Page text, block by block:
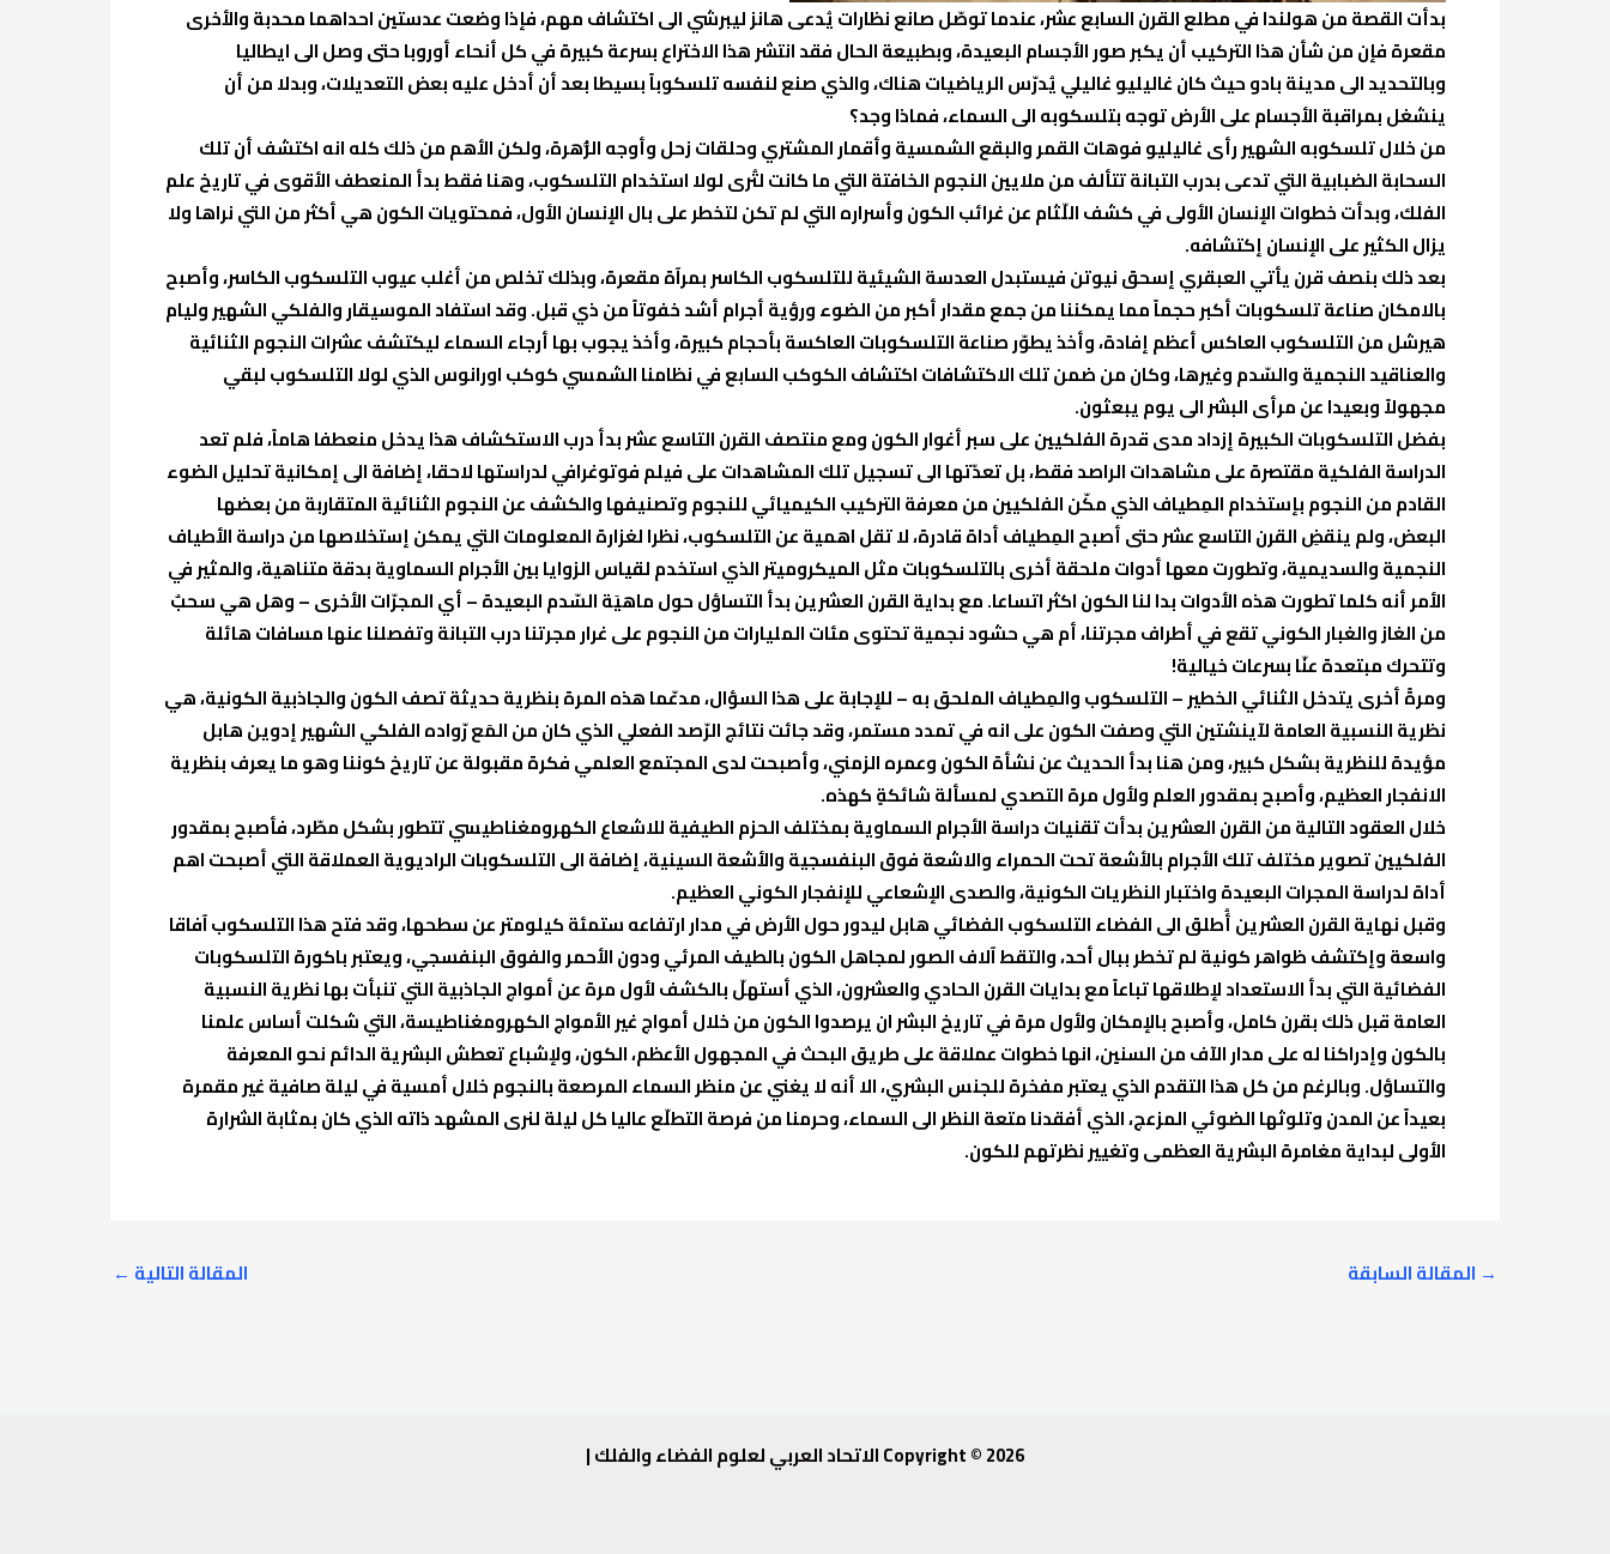
بدأت القصة من هولندا في مطلع القرن السابع عشر، عندما توصّل صانع نظارات يُدعى هانز ليبرشي الى اكتشاف مهم، فإذا وضعت عدستين احداهما محدبة والأخرى
مقعرة فإن من شأن هذا التركيب أن يكبر صور الأجسام البعيدة، وبطبيعة الحال فقد انتشر هذا الاختراع بسرعة كبيرة في كل أنحاء أوروبا حتى وصل الى ايطاليا
وبالتحديد الى مدينة بادو حيث كان غاليليو غاليلي يُدرّس الرياضيات هناك، والذي صنع لنفسه تلسكوباً بسيطا بعد أن أدخل عليه بعض التعديلات، وبدلا من أن
ينشغل بمراقبة الأجسام على الأرض توجه بتلسكوبه الى السماء، فماذا وجد؟
من خلال تلسكوبه الشهير رأى غاليليو فوهات القمر والبقع الشمسية وأقمار المشتري وحلقات زحل وأوجه الزُّهرة، ولكن الأهم من ذلك كله انه اكتشف أن تلك
السحابة الضبابية التي تدعى بدرب التبانة تتألف من ملايين النجوم الخافتة التي ما كانت لتُرى لولا استخدام التلسكوب، وهنا فقط بدأ المنعطف الأقوى في تاريخ علم
الفلك، وبدأت خطوات الإنسان الأولى في كشف اللّثام عن غرائب الكون وأسراره التي لم تكن لتخطر على بال الإنسان الأول، فمحتويات الكون هي أكثر من التي نراها ولا
يزال الكثير على الإنسان إكتشافه.
بعد ذلك بنصف قرن يأتي العبقري إسحق نيوتن فيستبدل العدسة الشيئية للتلسكوب الكاسر بمرآة مقعرة، وبذلك تخلص من أغلب عيوب التلسكوب الكاسر، وأصبح
بالامكان صناعة تلسكوبات أكبر حجماً مما يمكننا من جمع مقدار أكبر من الضوء ورؤية أجرام أشد خفوتاً من ذي قبل. وقد استفاد الموسيقار والفلكي الشهير وليام
هيرشل من التلسكوب العاكس أعظم إفادة، وأخذ يطوّر صناعة التلسكوبات العاكسة بأحجام كبيرة، وأخذ يجوب بها أرجاء السماء ليكتشف عشرات النجوم الثنائية
والعناقيد النجمية والسّدم وغيرها، وكان من ضمن تلك الاكتشافات اكتشاف الكوكب السابع في نظامنا الشمسي كوكب اورانوس الذي لولا التلسكوب لبقي
مجهولاً وبعيدا عن مرأى البشر الى يوم يبعثون.
بفضل التلسكوبات الكبيرة إزداد مدى قدرة الفلكيين على سبر أغوار الكون ومع منتصف القرن التاسع عشر بدأ درب الاستكشاف هذا يدخل منعطفا هاماً، فلم تعد
الدراسة الفلكية مقتصرة على مشاهدات الراصد فقط، بل تعدّتها الى تسجيل تلك المشاهدات على فيلم فوتوغرافي لدراستها لاحقا، إضافة الى إمكانية تحليل الضوء
القادم من النجوم بإستخدام المِطياف الذي مكّن الفلكيين من معرفة التركيب الكيميائي للنجوم وتصنيفها والكشف عن النجوم الثنائية المتقاربة من بعضها
البعض، ولم ينقضِ القرن التاسع عشر حتى أصبح المِطياف أداة قادرة، لا تقل اهمية عن التلسكوب، نظرا لغزارة المعلومات التي يمكن إستخلاصها من دراسة الأطياف
النجمية والسديمية، وتطورت معها أدوات ملحقة أخرى بالتلسكوبات مثل الميكروميتر الذي استخدم لقياس الزوايا بين الأجرام السماوية بدقة متناهية، والمثير في
الأمر أنه كلما تطورت هذه الأدوات بدا لنا الكون اكثر اتساعا. مع بداية القرن العشرين بدأ التساؤل حول ماهيَة السّدم البعيدة – أي المجرّات الأخرى – وهل هي سحبٌ
من الغاز والغبار الكوني تقع في أطراف مجرتنا، أم هي حشود نجمية تحتوى مئات المليارات من النجوم على غرار مجرتنا درب التبانة وتفصلنا عنها مسافات هائلة
وتتحرك مبتعدة عنّا بسرعات خيالية!
ومرةً أخرى يتدخل الثنائي الخطير – التلسكوب والمِطياف الملحق به – للإجابة على هذا السؤال، مدعّما هذه المرة بنظرية حديثة تصف الكون والجاذبية الكونية، هي
نظرية النسبية العامة لآينشتين التي وصفت الكون على انه في تمدد مستمر، وقد جائت نتائج الرّصد الفعلي الذي كان من المَع رّواده الفلكي الشهير إدوين هابل
مؤيدة للنظرية بشكل كبير، ومن هنا بدأ الحديث عن نشأة الكون وعمره الزمني، وأصبحت لدى المجتمع العلمي فكرة مقبولة عن تاريخ كوننا وهو ما يعرف بنظرية
الانفجار العظيم، وأصبح بمقدور العلم ولأول مرة التصدي لمسألة شائكةٍ كهذه.
خلال العقود التالية من القرن العشرين بدأت تقنيات دراسة الأجرام السماوية بمختلف الحزم الطيفية للاشعاع الكهرومغناطيسي تتطور بشكل مطّرد، فأصبح بمقدور
الفلكيين تصوير مختلف تلك الأجرام بالأشعة تحت الحمراء والاشعة فوق البنفسجية والأشعة السينية، إضافة الى التلسكوبات الراديوية العملاقة التي أصبحت اهم
أداة لدراسة المجرات البعيدة واختبار النظريات الكونية، والصدى الإشعاعي للإنفجار الكوني العظيم.
وقبل نهاية القرن العشرين أُطلق الى الفضاء التلسكوب الفضائي هابل ليدور حول الأرض في مدار ارتفاعه ستمئة كيلومتر عن سطحها، وقد فتح هذا التلسكوب آفاقا
واسعة وإكتشف ظواهر كونية لم تخطر ببال أحد، والتقط آلاف الصور لمجاهل الكون بالطيف المرئي ودون الأحمر والفوق البنفسجي، ويعتبر باكورة التلسكوبات
الفضائية التي بدأ الاستعداد لإطلاقها تباعاً مع بدايات القرن الحادي والعشرون، الذي أستهلّ بالكشف لأول مرة عن أمواج الجاذبية التي تنبأت بها نظرية النسبية
العامة قبل ذلك بقرن كامل، وأصبح بالإمكان ولأول مرة في تاريخ البشر ان يرصدوا الكون من خلال أمواج غير الأمواج الكهرومغناطيسة، التي شكلت أساس علمنا
بالكون وإدراكنا له على مدار الآف من السنين، انها خطوات عملاقة على طريق البحث في المجهول الأعظم، الكون، ولإشباع تعطش البشرية الدائم نحو المعرفة
والتساؤل. وبالرغم من كل هذا التقدم الذي يعتبر مفخرة للجنس البشري، الا أنه لا يغني عن منظر السماء المرصعة بالنجوم خلال أمسية في ليلة صافية غير مقمرة
بعيداً عن المدن وتلوثها الضوئي المزعج، الذي أفقدنا متعة النظر الى السماء، وحرمنا من فرصة التطلّع عاليا كل ليلة لنرى المشهد ذاته الذي كان بمثابة الشرارة
الأولى لبداية مغامرة البشرية العظمى وتغيير نظرتهم للكون.
→ المقالة السابقة المقالة التالية ←
Copyright © 2026 الاتحاد العربي لعلوم الفضاء والفلك |